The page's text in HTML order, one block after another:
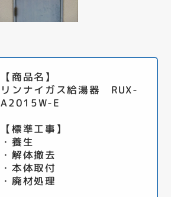
【商品名】
リンナイガス給湯器 RUX-
A2015W-E
【標準工事】
・養生
・解体撤去
・本体取付
・廃材処理